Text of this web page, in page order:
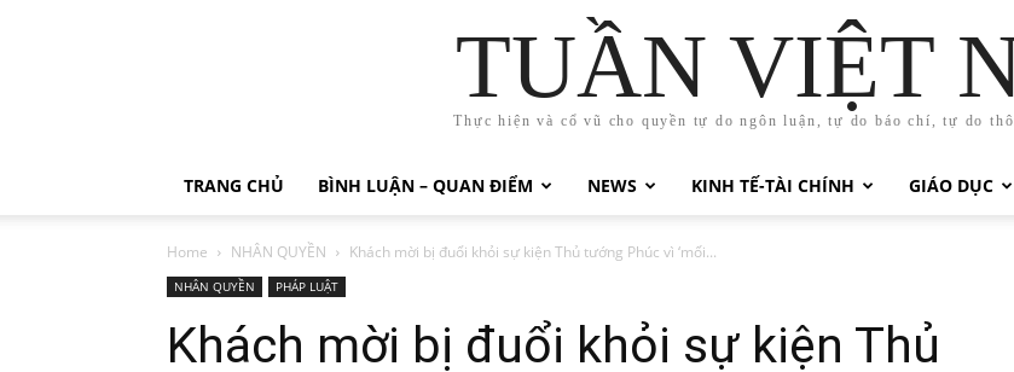
TUẦN VIỆT
Thực hiện và cổ vũ cho quyền tự do ngôn luận, tự do báo chí, tự do
TRANG CHỦ BÌNH LUẬN – QUAN ĐIỂM NEWS KINH TẾ-TÀI CHÍNH GIÁO DỤC
Home NHÂN QUYỀN Khách mời bị đuổi khỏi sự kiện Thủ tướng Phúc vì ‘mối...
NHÂN QUYỀN PHÁP LUẬT
Khách mời bị đuổi khỏi sự kiện Thủ